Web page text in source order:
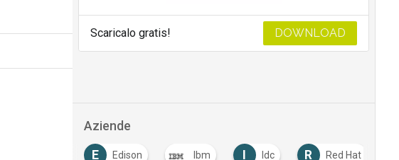
Scaricalo gratis! DOWNLOAD
Aziende
E Edison Ibm Idc R Red Hat